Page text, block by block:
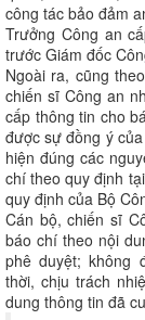
công tác bảo đảm
Trưởng Công an
trước Giám đốc
Ngoài ra, cũng
chiến sĩ Công an
cấp thông tin cho
được sự đồng ý
hiện đúng các
chí theo quy định
quy định của Bộ
Cán bộ, chiến sĩ
báo chí theo nội
phê duyệt; không
thời, chịu trách
dung thông tin đã